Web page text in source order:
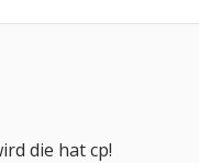
die hat cp!